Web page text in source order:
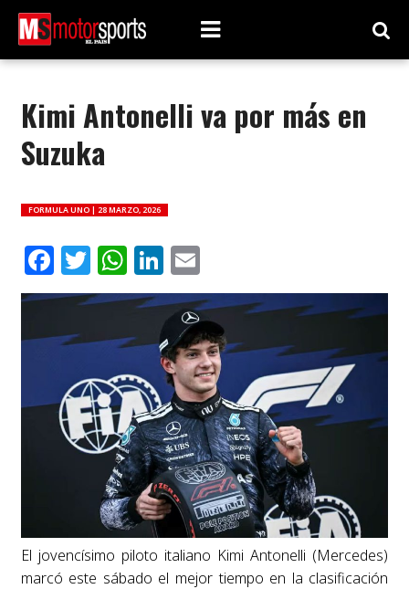
Kimi Antonelli va por más en
Suzuka
FORMULA UNO | 28 MARZO, 2026
Facebook
Twitter
WhatsApp
LinkedIn
Email
El jovencísimo piloto italiano Kimi Antonelli (Mercedes)
marcó este sábado el mejor tiempo en la clasificación